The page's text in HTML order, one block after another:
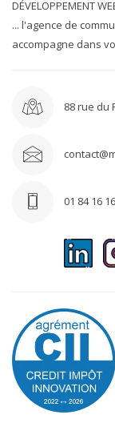
DÉVELOPPEMENT
... l'agence de
accompagne dans
88 rue du
01 84 16